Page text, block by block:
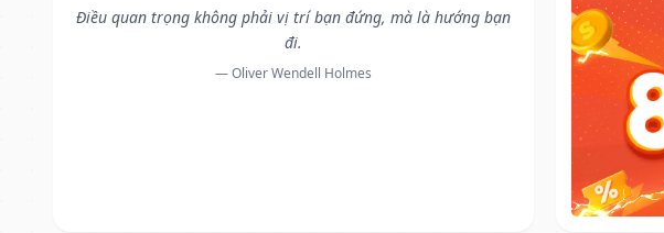
Điều quan trọng không phải vị trí bạn đứng, mà là hướng bạn
đi.
— Oliver Wendell Holmes